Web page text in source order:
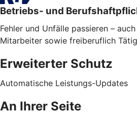
Betriebs- und
Fehler und Unfälle passieren –
Mitarbeiter sowie freiberuflich
Erweiterter Schutz
Automatische Leistungs-Updates
An Ihrer Seite